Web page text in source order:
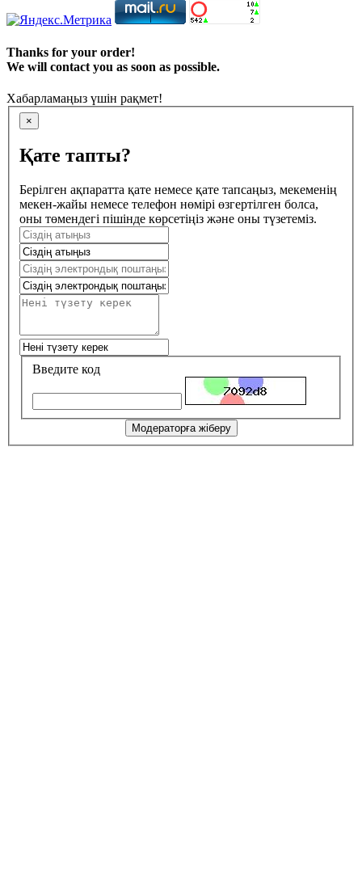
Thanks for your order!
We will contact you as soon as possible.
Хабарламаңыз үшін рақмет!
×
Қате тапты?
Берілген ақпаратта қате немесе қате тапсаңыз, мекеменің
мекен-жайы немесе телефон нөмірі өзгертілген болса,
оны төмендегі пішінде көрсетіңіз және оны түзетеміз.
Введите код
Модераторға жіберу